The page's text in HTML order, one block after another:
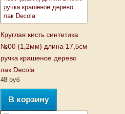
Круглая кисть синтетика
№00 (1,2мм) длина 17,5см
ручка крашеное дерево
лак Decola
48 руб
В корзину